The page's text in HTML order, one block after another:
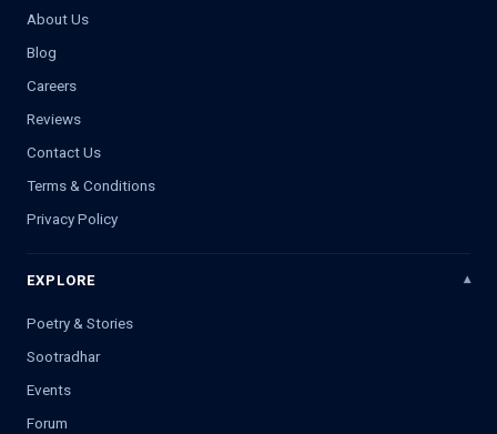
About Us
Blog
Careers
Reviews
Contact Us
Terms & Conditions
Privacy Policy
EXPLORE
Poetry & Stories
Sootradhar
Events
Forum